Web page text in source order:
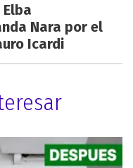
Nara por el
Icardi